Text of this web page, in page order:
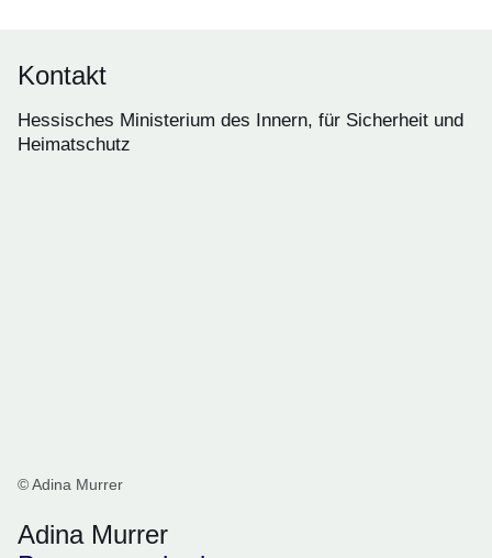
Kontakt
Hessisches Ministerium des Innern, für Sicherheit und
Heimatschutz
© Adina Murrer
Adina Murrer